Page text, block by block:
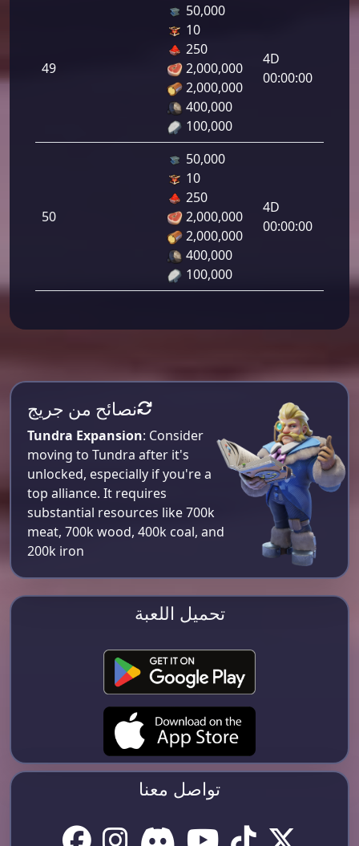
49
50,000
10
250
2,000,000
2,000,000
400,000
100,000
4D
00:00:00
50
50,000
10
250
2,000,000
2,000,000
400,000
100,000
4D
00:00:00
نصائح من جريج
Tundra Expansion: Consider
moving to Tundra after it's
unlocked, especially if you're a
top alliance. It requires
substantial resources like 700k
meat, 700k wood, 400k coal, and
200k iron​
تحميل اللعبة
تواصل معنا